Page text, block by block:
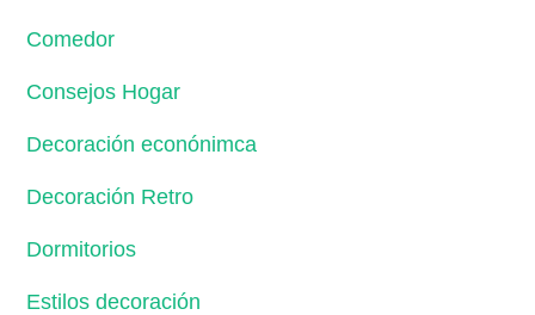
Comedor
Consejos Hogar
Decoración econónimca
Decoración Retro
Dormitorios
Estilos decoración